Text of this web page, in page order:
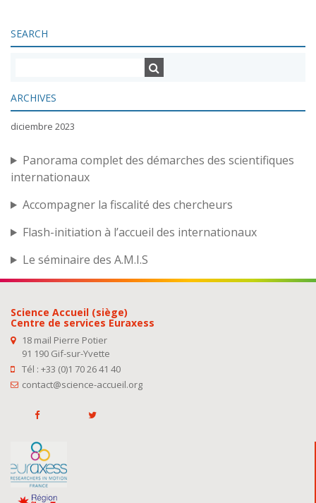
SEARCH
ARCHIVES
diciembre 2023
Panorama complet des démarches des scientifiques
internationaux
Accompagner la fiscalité des chercheurs
Flash-initiation à l’accueil des internationaux
Le séminaire des A.M.I.S
Science Accueil (siège)
Centre de services Euraxess
18 mail Pierre Potier
91 190 Gif-sur-Yvette
Tél : +33 (0)1 70 26 41 40
contact@science-accueil.org